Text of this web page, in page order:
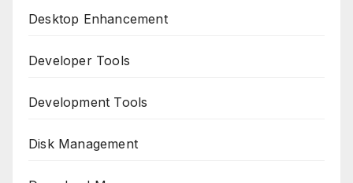
Desktop Enhancement
Developer Tools
Development Tools
Disk Management